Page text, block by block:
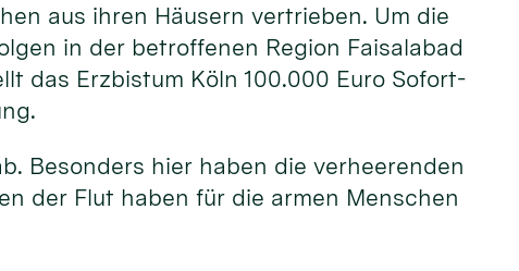
aus ihren Häu­sern ver­trieben. Um die
in der betroffe­nen Region Fai­sala­bad
das Erz­bistum Köln 100.000 Euro Sofort­
Beson­ders hier haben die ver­heeren­den
der Flut haben für die ar­men Men­schen